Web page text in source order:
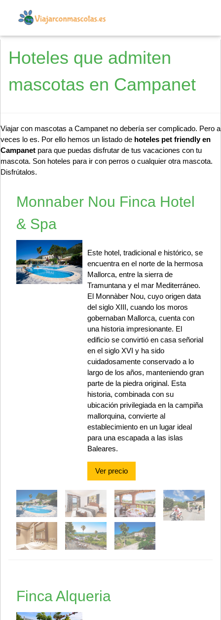
Hoteles que admiten
mascotas en Campanet
Viajar con mascotas a Campanet no debería ser complicado. Pero a
veces lo es. Por ello hemos un listado de hoteles pet friendly en
Campanet para que puedas disfrutar de tus vacaciones con tu
mascota. Son hoteles para ir con perros o cualquier otra mascota.
Disfrútalos.
Monnaber Nou Finca Hotel
& Spa
Este hotel, tradicional e histórico, se
encuentra en el norte de la hermosa
Mallorca, entre la sierra de
Tramuntana y el mar Mediterráneo.
El Monnàber Nou, cuyo origen data
del siglo XIII, cuando los moros
gobernaban Mallorca, cuenta con
una historia impresionante. El
edificio se convirtió en casa señorial
en el siglo XVI y ha sido
cuidadosamente conservado a lo
largo de los años, manteniendo gran
parte de la piedra original. Esta
historia, combinada con su
ubicación privilegiada en la campiña
mallorquina, convierte al
establecimiento en un lugar ideal
para una escapada a las islas
Baleares.
Ver precio
Finca Alqueria